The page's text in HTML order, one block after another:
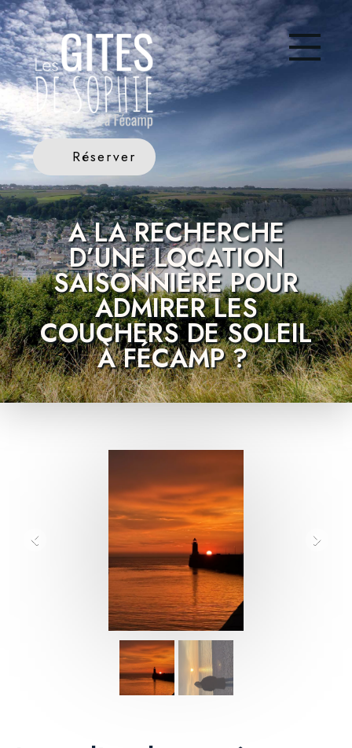
Réserver
A LA RECHERCHE
D’UNE LOCATION
SAISONNIÈRE POUR
ADMIRER LES
COUCHERS DE SOLEIL
À FÉCAMP ?